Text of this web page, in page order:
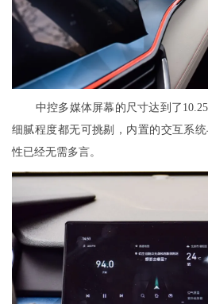
中控多媒体屏幕的尺寸达到了
细腻程度都无可挑剔，内置的交互系
性已经无需多言。